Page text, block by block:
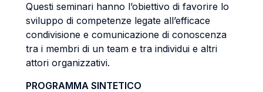
Questi seminari hanno l’obiettivo di favorire lo
sviluppo di competenze legate all’efficace
condivisione e comunicazione di conoscenza
tra i membri di un team e tra individui e altri
attori organizzativi.
PROGRAMMA SINTETICO